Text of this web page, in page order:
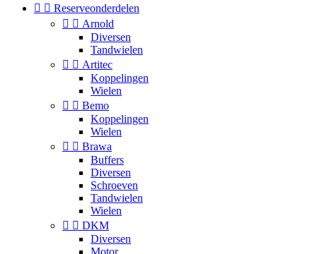
  Reserveonderdelen
  Arnold
Diversen
Tandwielen
  Artitec
Koppelingen
Wielen
  Bemo
Koppelingen
Wielen
  Brawa
Buffers
Diversen
Schroeven
Tandwielen
Wielen
  DKM
Diversen
Motor